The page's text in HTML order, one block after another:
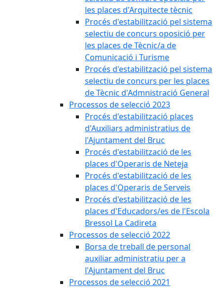
les places d'Arquitecte tècnic
Procés d'estabilització pel sistema
selectiu de concurs oposició per
les places de Tècnic/a de
Comunicació i Turisme
Procés d'estabilització pel sistema
selectiu de concurs per les places
de Tècnic d'Admnistració General
Processos de selecció 2023
Procés d'estabilització places
d'Auxiliars administratius de
l'Ajuntament del Bruc
Procés d'estabilització de les
places d'Operaris de Neteja
Procés d'estabilització de les
places d'Operaris de Serveis
Procés d'estabilització de les
places d'Educadors/es de l'Escola
Bressol La Cadireta
Processos de selecció 2022
Borsa de treball de personal
auxiliar administratiu per a
l'Ajuntament del Bruc
Processos de selecció 2021